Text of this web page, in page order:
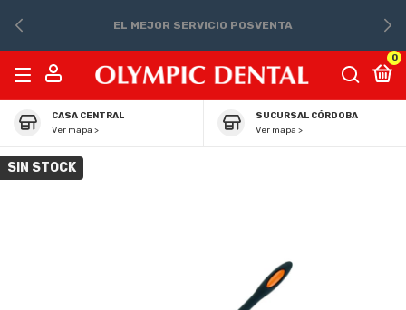
EL MEJOR SERVICIO POSVENTA
0
CASA CENTRAL
Ver mapa >
SUCURSAL CÓRDOBA
Ver mapa >
SIN STOCK